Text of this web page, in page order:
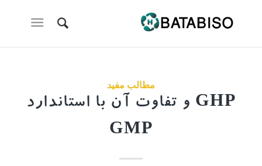
مطالب مفید
GHP و تفاوت آن با استاندارد
GMP